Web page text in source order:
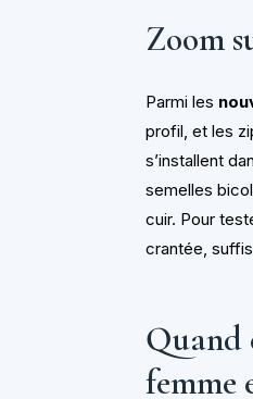
Zoom
Parmi les
profil, et les
s’installent
semelles
cuir. Pour
crantée,
Quand
femme